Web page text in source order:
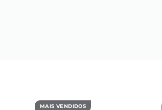
MAIS VENDIDOS